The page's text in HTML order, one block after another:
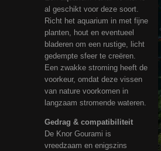
al geschikt voor deze soort.
Richt het aquarium in met fijne
planten, hout en eventueel
bladeren om een rustige, licht
gedempte sfeer te creëren.
Een zwakke stroming heeft de
voorkeur, omdat deze vissen
van nature voorkomen in
langzaam stromende wateren.
Gedrag & compatibiliteit
De Knor Gourami is
vreedzaam en enigszins